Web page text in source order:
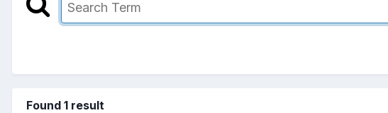
Found 1 result